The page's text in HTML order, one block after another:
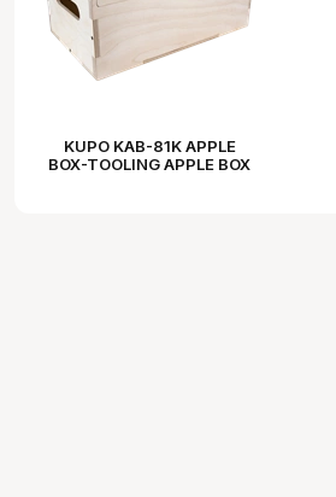
KUPO KAB-81K APPLE
BOX-TOOLING APPLE BOX